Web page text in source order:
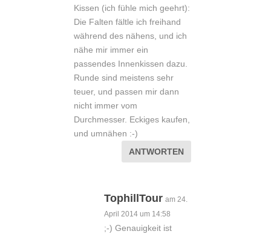
Kissen (ich fühle mich geehrt):
Die Falten fältle ich freihand
während des nähens, und ich
nähe mir immer ein
passendes Innenkissen dazu.
Runde sind meistens sehr
teuer, und passen mir dann
nicht immer vom
Durchmesser. Eckiges kaufen,
und umnähen :-)
ANTWORTEN
TophillTour am 24.
April 2014 um 14:58
;-) Genauigkeit ist